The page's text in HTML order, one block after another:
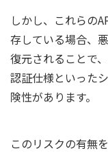
しかし、これらの
存している場合、
復元されることで
認証仕様といった
険性があります。
このリスクの有無